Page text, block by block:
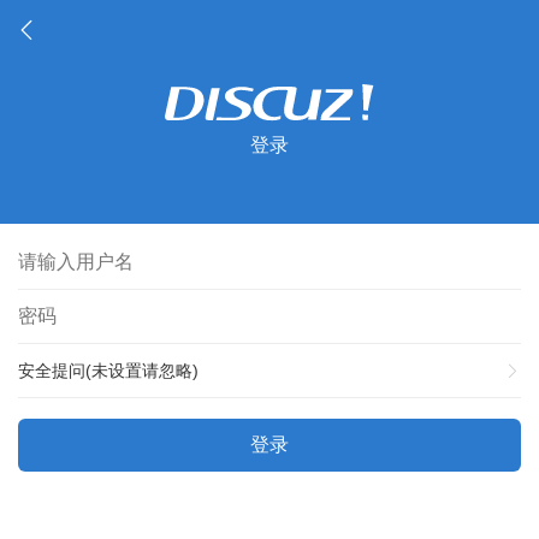
登录
安全提问(未设置请忽略)
登录